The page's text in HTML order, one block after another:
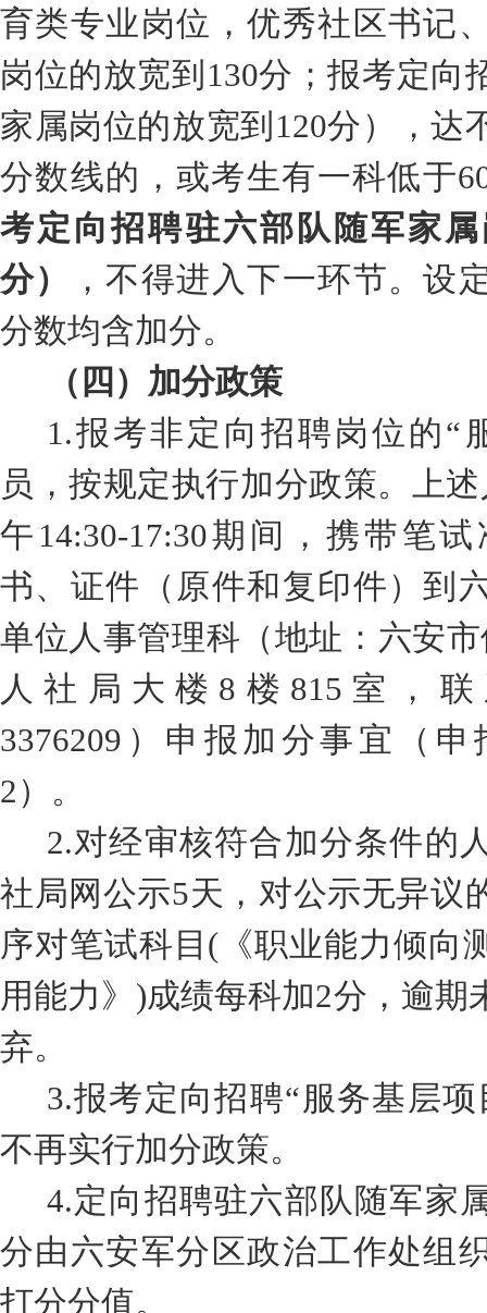
育类专业岗位，优秀社区书记
岗位的放宽到 130分 ；报考定向
家属岗位的放宽到 120分 ），达
分数线的，或考生有一科低于
考定向招聘驻六部队 随军家属
分）
，不得进入下一环节。设
分数均含加分。
（四）加分政策
1.报考非定向招聘岗位的“
员，按规定执行加分政策。上
午 14:30-17:30期间 ，携带笔
书、证件 （原件和复印件）到
单位人事管理科（地址：六安
人社局大楼 8 楼 815 室，
3376209 ）申报加分事宜
（
2 ）。
2.对经审核符合加分条件的
社局网公示5天，对公示无异议
序对笔试科目 ( 《职业能力倾向
用能力》 )成绩每科加2分 ，逾
弃。
3.报考定向招聘“服务基层项
不再实行加分政策。
4.定向招聘驻六部队 随军家
分由六安军分区政治工作处组
打分分值。